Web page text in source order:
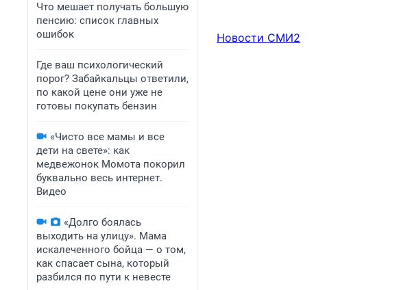
Что мешает получать большую
пенсию: список главных
ошибок
Где ваш психологический
порог? Забайкальцы ответили,
по какой цене они уже не
готовы покупать бензин
«Чисто все мамы и все
дети на свете»: как
медвежонок Момота покорил
буквально весь интернет.
Видео
«Долго боялась
выходить на улицу». Мама
искалеченного бойца — о том,
как спасает сына, который
разбился по пути к невесте
Новости СМИ2